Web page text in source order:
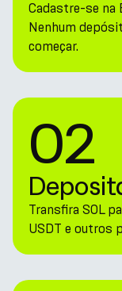
Cadastre-se na
Nenhum
começar.
02
Transfira SOL
USDT e outros